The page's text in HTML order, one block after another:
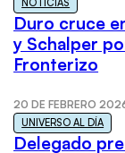
NOTICIAS
Duro cruce
y Schalper
Fronterizo
20 DE FEBRERO
UNIVERSO AL DÍA
Delegado